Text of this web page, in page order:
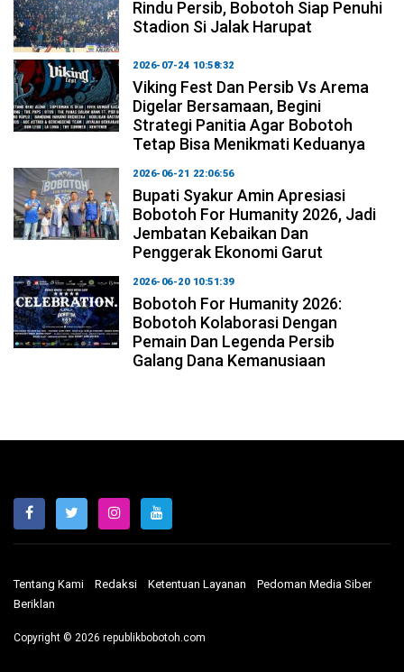
Rindu Persib, Bobotoh Siap Penuhi
Stadion Si Jalak Harupat
2026-07-24 10:58:32
Viking Fest Dan Persib Vs Arema
Digelar Bersamaan, Begini
Strategi Panitia Agar Bobotoh
Tetap Bisa Menikmati Keduanya
2026-06-21 22:06:56
Bupati Syakur Amin Apresiasi
Bobotoh For Humanity 2026, Jadi
Jembatan Kebaikan Dan
Penggerak Ekonomi Garut
2026-06-20 10:51:39
Bobotoh For Humanity 2026:
Bobotoh Kolaborasi Dengan
Pemain Dan Legenda Persib
Galang Dana Kemanusiaan
Tentang Kami Redaksi Ketentuan Layanan
Pedoman Media Siber
Beriklan
Copyright © 2026 republikbobotoh.com